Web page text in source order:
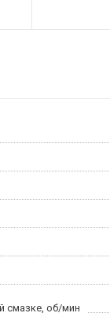
смазке, об/мин